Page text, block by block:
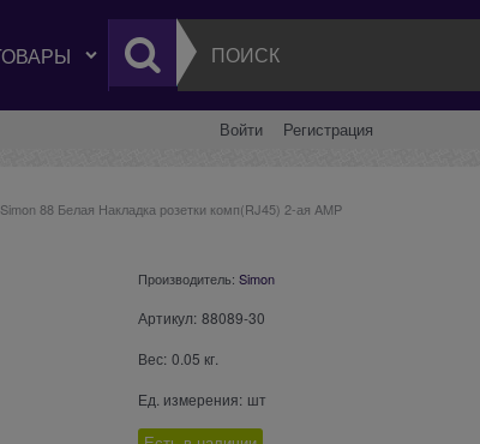
Войти Регистрация
Simon 88 Белая Накладка розетки комп(RJ45) 2-ая AMP
Производитель: Simon
Артикул: 88089-30
Вес: 0.05 кг.
Ед. измерения: шт